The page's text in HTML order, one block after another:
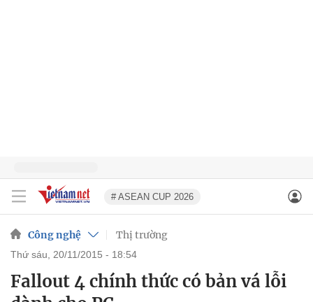
# ASEAN CUP 2026
Công nghệ Thị trường
thứ sáu, 20/11/2015 - 18:54
Fallout 4 chính thức có bản vá lỗi